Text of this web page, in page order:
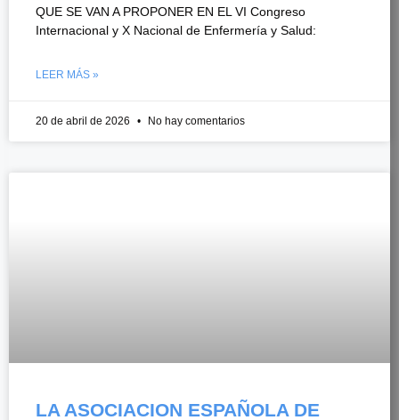
QUE SE VAN A PROPONER EN EL VI Congreso
Internacional y X Nacional de Enfermería y Salud:
LEER MÁS »
20 de abril de 2026 No hay comentarios
LA ASOCIACION ESPAÑOLA DE